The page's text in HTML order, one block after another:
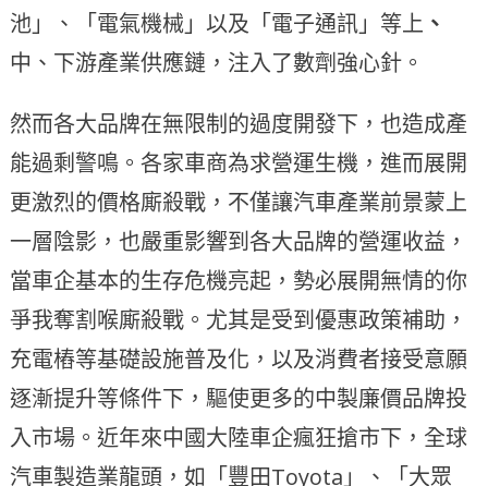
池」、「電氣機械」以及「電子通訊」等上 、
中、下游產業供應鏈，注入了數劑強心針。
然而各大品牌在無限制的過度開發下，也造成產
能過剩警鳴。各家車商為求營運生機，進而展開
更激烈的價格廝殺戰，不僅讓汽車產業前景蒙上
一層陰影，也嚴重影響到各大品牌的營運收益，
當車企基本的生存危機亮起，勢必展開無情的你
爭我奪割喉廝殺戰。尤其是受到優惠政策補助，
充電樁等基礎設施普及化，以及消費者接受意願
逐漸提升等條件下，驅使更多的中製廉價品牌投
入市場。近年來中國大陸車企瘋狂搶市下，全球
汽車製造業龍頭，如「豐田Toyota」、「大眾